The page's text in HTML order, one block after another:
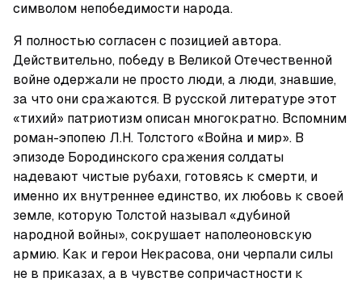
символом непобедимости народа.
Я полностью согласен с позицией автора.
Действительно, победу в Великой Отечественной
войне одержали не просто люди, а люди, знавшие,
за что они сражаются. В русской литературе этот
«тихий» патриотизм описан многократно. Вспомним
роман-эпопею Л.Н. Толстого «Война и мир». В
эпизоде Бородинского сражения солдаты
надевают чистые рубахи, готовясь к смерти, и
именно их внутреннее единство, их любовь к своей
земле, которую Толстой называл «дубиной
народной войны», сокрушает наполеоновскую
армию. Как и герои Некрасова, они черпали силы
не в приказах, а в чувстве сопричастности к